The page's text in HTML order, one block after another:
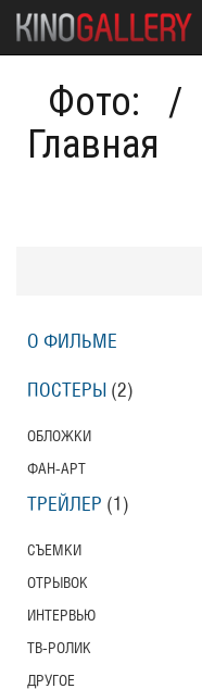
Фото:
Главная
/
О ФИЛЬМЕ
ПОСТЕРЫ (2)
ОБЛОЖКИ
ФАН-АРТ
ТРЕЙЛЕР (1)
СЪЕМКИ
ОТРЫВОК
ИНТЕРВЬЮ
ТВ-РОЛИК
ДРУГОЕ